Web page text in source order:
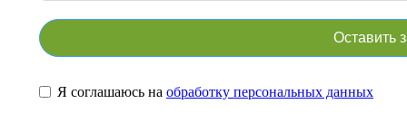
Оставить
Я соглашаюсь на обработку персональных данных